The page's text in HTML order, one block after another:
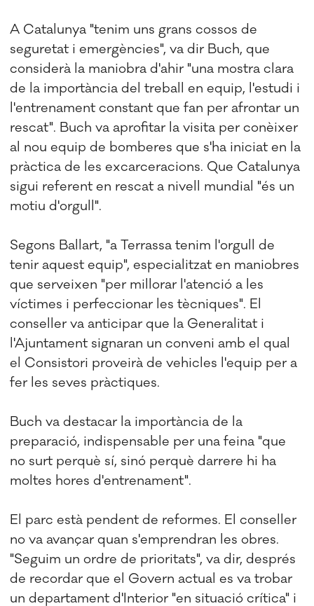
A Catalunya "tenim uns grans cossos de
seguretat i emergències", va dir Buch, que
considerà la maniobra d'ahir "una mostra clara
de la importància del treball en equip, l'estudi i
l'entrenament constant que fan per afrontar un
rescat". Buch va aprofitar la visita per conèixer
al nou equip de bomberes que s'ha iniciat en la
pràctica de les excarceracions. Que Catalunya
sigui referent en rescat a nivell mundial "és un
motiu d'orgull".
Segons Ballart, "a Terrassa tenim l'orgull de
tenir aquest equip", especialitzat en maniobres
que serveixen "per millorar l'atenció a les
víctimes i perfeccionar les tècniques". El
conseller va anticipar que la Generalitat i
l'Ajuntament signaran un conveni amb el qual
el Consistori proveirà de vehicles l'equip per a
fer les seves pràctiques.
Buch va destacar la importància de la
preparació, indispensable per una feina "que
no surt perquè sí, sinó perquè darrere hi ha
moltes hores d'entrenament".
El parc està pendent de reformes. El conseller
no va avançar quan s'emprendran les obres.
"Seguim un ordre de prioritats", va dir, després
de recordar que el Govern actual es va trobar
un departament d'Interior "en situació crítica" i